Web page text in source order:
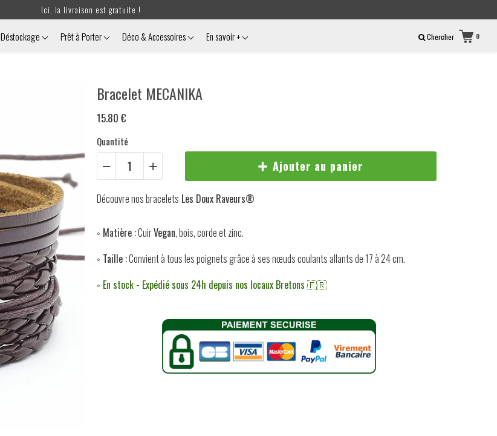
Ici, la livraison est gratuite !
Chercher 0
Déstockage Prêt à Porter Déco & Accessoires En savoir +
Bracelet MECANIKA
15.80 €
Quantité
Ajouter au panier
Découvrenos bracelets Les Doux Raveurs®️
◦ Matière :CuirVegan, bois, corde et zinc.
◦ Taille :Convient à tous les poignets grâce à ses nœuds coulants allantsde 17 à 24 cm.
◦ En stock - Expédié sous 24h depuis nos locaux Bretons 🇫🇷